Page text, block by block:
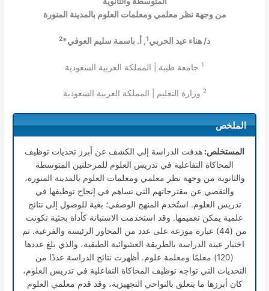
من وجهة نظر معلمي ومعلمات العلوم بالمدينة المنورة
د/ هناء عيد الحربي1, أ. باسمة سليم العوفي*2
1 جامعة طيبة | المملكة العربية السعودية
2 وزارة التعليم | المملكة العربية السعودية
الملخص
المستخلص: هدفت الدراسة إلى الكشف عن أبرز تحديات توظيف
المحاكاة التفاعلية في تدريس العلوم للمرحلتين المتوسطة
والثانوية من وجهة نظر معلمي ومعلمات العلوم بالمدينة المنورة،
والتقصي عن مقترحاتهم التي تساهم في إنجاح توظيفها في
تدريس العلوم. استُخدم المنهج الوصفي؛ بغية للوصول إلى نتائج
علمية يمكن تعميمها. وقد استخدمت الاستبانة كأداة بحثية تكونت
من (44) عبارة موزعة على عدد من المحاور الرئيسة والفرعية. تم
اختيار عينة الدراسة بالطريقة العشوائية الطبقية، والذي بلغ عددها
(120) معلمًا ومعلمة علوم. أظهرت نتائج الدراسة عددًا من
التحديات التي تواجه توظيف المحاكاة التفاعلية في تدريس العلوم،
كان أبرزها ما يتعلق بالنواحي التجهيزية، وقد قدم معلمي العلوم